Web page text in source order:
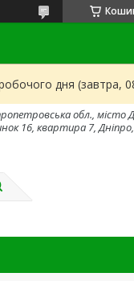
дня (завтра,
обл., місто
16, квартира 7,